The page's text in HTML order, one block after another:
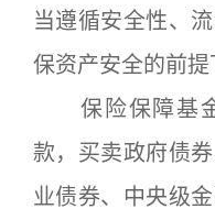
当遵循安全性、
保资产安全的前提
保险保障基金
款，买卖政府债
业债券、中央级